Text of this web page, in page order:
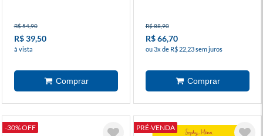
R$ 54,90
R$ 39,50
à vista
R$ 88,90
R$ 66,70
ou 3x de R$ 22,23 sem juros
-30% OFF PRÉ-VENDA